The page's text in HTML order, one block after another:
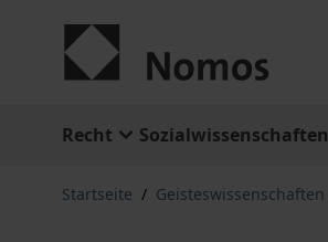
Recht Sozialwissenschaften
Startseite / Geisteswissenschaften